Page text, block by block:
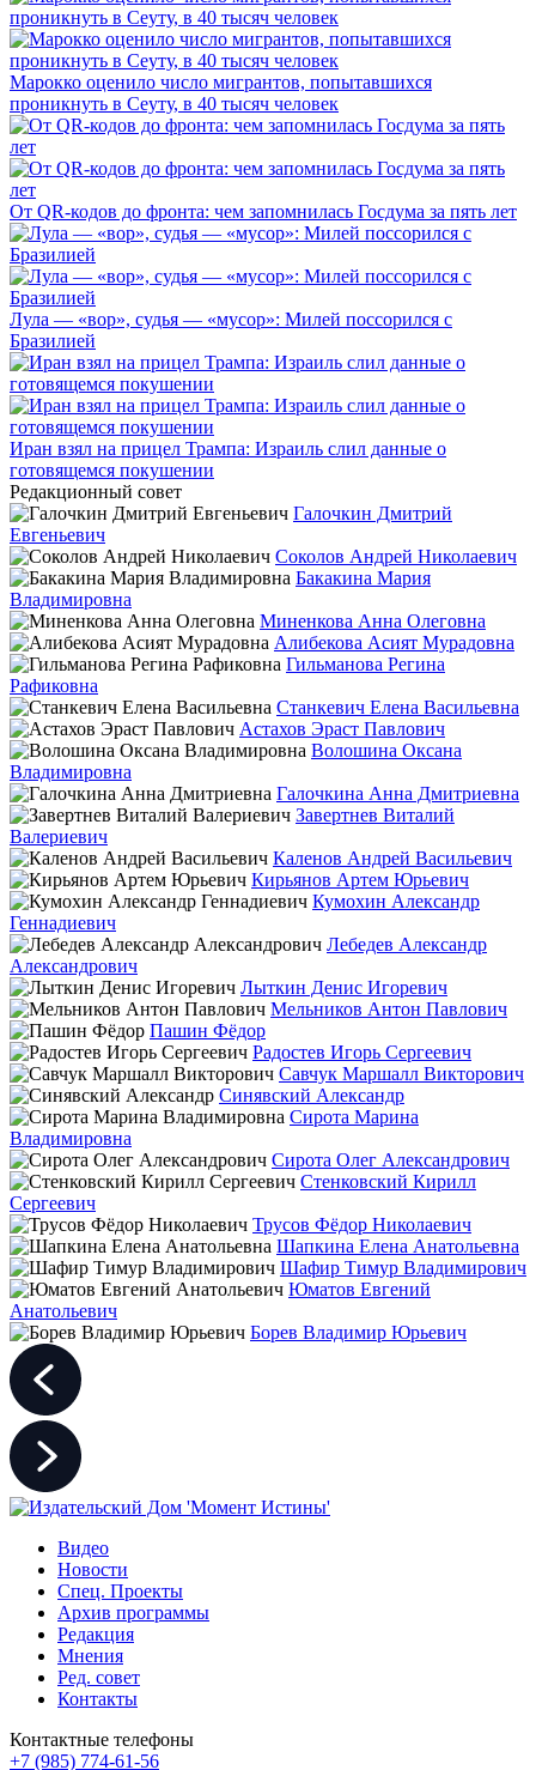
Марокко оценило число мигрантов, попытавшихся
проникнуть в Сеуту, в 40 тысяч человек
От QR-кодов до фронта: чем запомнилась Госдума за пять лет
Лула — «вор», судья — «мусор»: Милей поссорился с
Бразилией
Иран взял на прицел Трампа: Израиль слил данные о
готовящемся покушении
Редакционный совет
Галочкин Дмитрий
Евгеньевич
Соколов Андрей Николаевич
Бакакина Мария
Владимировна
Миненкова Анна Олеговна
Алибекова Асият Мурадовна
Гильманова Регина
Рафиковна
Станкевич Елена Васильевна
Астахов Эраст Павлович
Волошина Оксана
Владимировна
Галочкина Анна Дмитриевна
Завертнев Виталий
Валериевич
Каленов Андрей Васильевич
Кирьянов Артем Юрьевич
Кумохин Александр
Геннадиевич
Лебедев Александр
Александрович
Лыткин Денис Игоревич
Мельников Антон Павлович
Пашин Фёдор
Радостев Игорь Сергеевич
Савчук Маршалл Викторович
Синявский Александр
Сирота Марина
Владимировна
Сирота Олег Александрович
Стенковский Кирилл
Сергеевич
Трусов Фёдор Николаевич
Шапкина Елена Анатольевна
Шафир Тимур Владимирович
Юматов Евгений
Анатольевич
Борев Владимир Юрьевич
Видео
Новости
Спец. Проекты
Архив программы
Редакция
Мнения
Ред. совет
Контакты
Контактные телефоны
+7 (985) 774-61-56